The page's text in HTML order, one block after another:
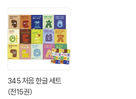
345 처음 한글 세트
(전15권)